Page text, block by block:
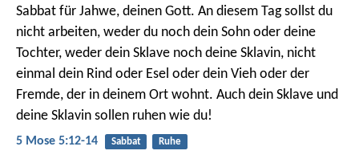
Sabbat für Jahwe, deinen Gott. An diesem Tag sollst du
nicht arbeiten, weder du noch dein Sohn oder deine
Tochter, weder dein Sklave noch deine Sklavin, nicht
einmal dein Rind oder Esel oder dein Vieh oder der
Fremde, der in deinem Ort wohnt. Auch dein Sklave und
deine Sklavin sollen ruhen wie du!
5 Mose 5:12-14 Sabbat Ruhe